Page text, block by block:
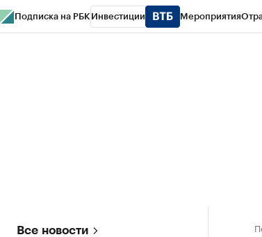
Подписка на РБК Инвестиции Мероприятия
Все новости